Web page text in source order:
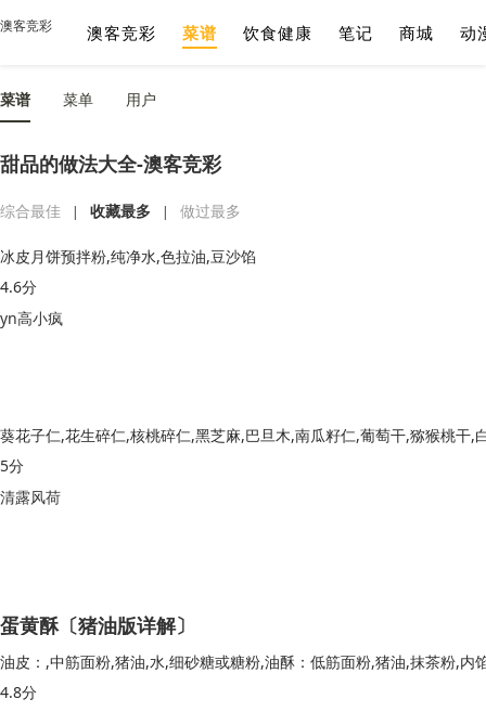
澳客竞彩 澳客竞彩 菜谱 饮食健康 笔记 商城 动
菜谱 菜单 用户
甜品的做法大全-澳客竞彩
综合最佳 | 收藏最多 | 做过最多
冰皮月饼预拌粉,纯净水,色拉油,豆沙馅
4.6分
yn高小疯
5分
清露风荷
蛋黄酥〔猪油版详解〕
4.8分